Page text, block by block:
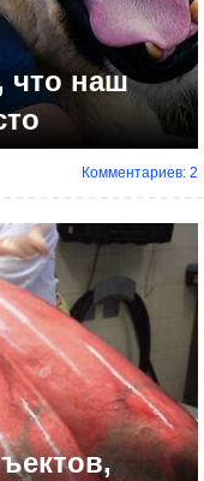
что наш
Комментариев: 2